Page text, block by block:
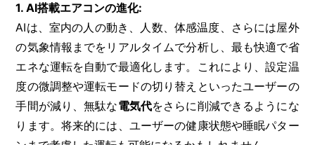
1. AI搭載エアコンの進化:
AIは、室内の人の動き、人数、体感温度、さらには屋外
の気象情報までをリアルタイムで分析し、最も快適で省
エネな運転を自動で最適化します。これにより、設定温
度の微調整や運転モードの切り替えといったユーザーの
手間が減り、無駄な電気代をさらに削減できるようにな
ります。将来的には、ユーザーの健康状態や睡眠パター